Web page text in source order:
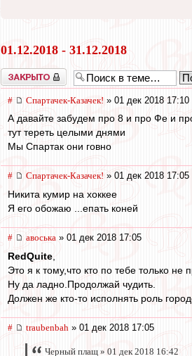
01.12.2018 - 31.12.2018
Закрыто
# Спартачек-Казачек! » 01 дек 2018 17:10
А давайте забудем про 8 и про Фе и
тут тереть целыми днями
Мы Спартак они говно
# Спартачек-Казачек! » 01 дек 2018 17:05
Никита кумир на хоккее
Я его обожаю ...епать коней
# авоська » 01 дек 2018 17:05
RedQuite
Это я к тому,что кто по тебе только не
Ну да ладно.Продолжай чудить.
Должен же кто-то исполнять роль
# traubenbah » 01 дек 2018 17:05
Черный плащ » 01 дек 2018 16:42